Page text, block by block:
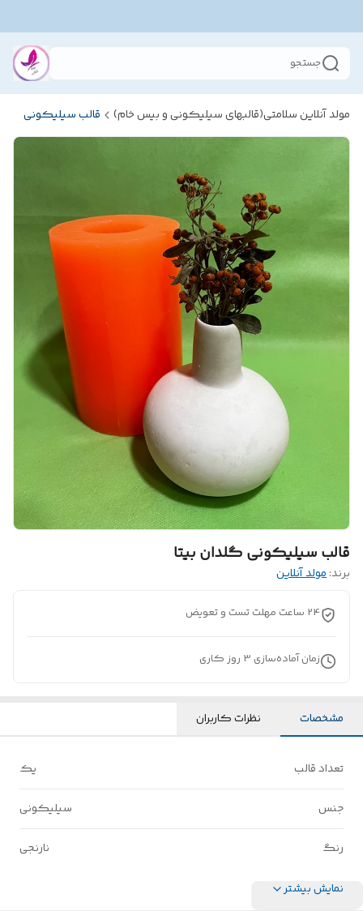
جستجو
مولد آنلاین سلامتی(قالبهای سیلیکونی و بیس خام) قالب سیلیکونی
قالب سیلیکونی گلدان بیتا
برند:مولد آنلاین
24 ساعت مهلت تست و تعویض
زمان آماده‌سازی 3 روز کاری
مشخصات نظرات کاربران
تعداد قالب یک
جنس سیلیکونی
رنگ نارنجی
نمایش بیشتر